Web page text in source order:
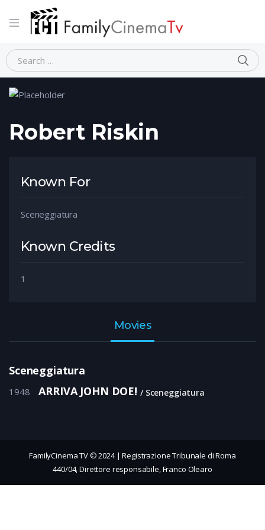
Home Person Robert Riskin
Robert Riskin
Known For
Sceneggiatura
Known Credits
1
Movies
Sceneggiatura
1948 ARRIVA JOHN DOE! Sceneggiatura
FamilyCinema TV © 2024 | Registrazione Tribunale di Roma
440/04, Direttore responsabile, Franco Olearo